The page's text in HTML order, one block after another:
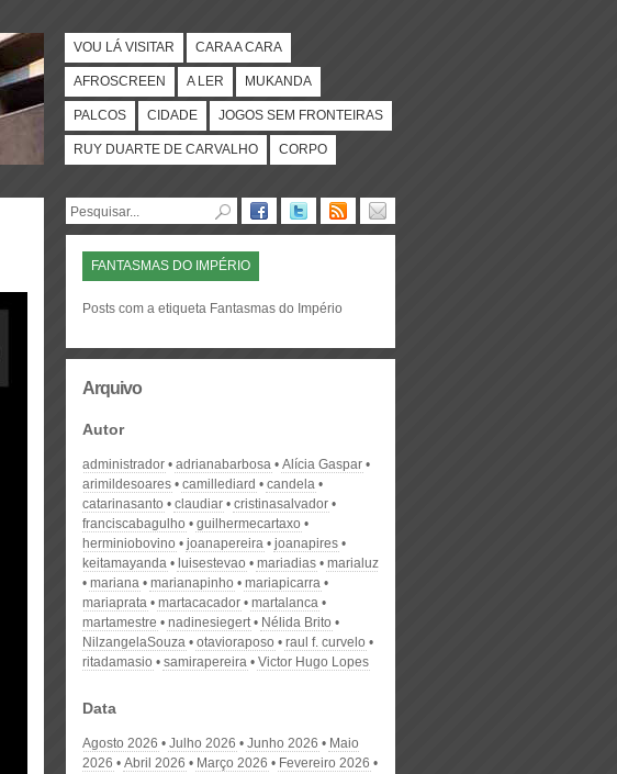
VOU LÁ VISITAR CARA A CARA
AFROSCREEN A LER MUKANDA
PALCOS CIDADE JOGOS SEM FRONTEIRAS
RUY DUARTE DE CARVALHO CORPO
FANTASMAS DO IMPÉRIO
Posts com a etiqueta Fantasmas do Império
Arquivo
Autor
administrador adrianabarbosa
Alícia Gaspar
arimildesoares
camillediard
candela
catarinasanto
claudiar
cristinasalvador
franciscabagulho
guilhermecartaxo
herminiobovino
joanapereira
joanapires
keitamayanda
luisestevao mariadias
marialuz
mariana
marianapinho
mariapicarra
mariaprata
martacacador
martalanca
martamestre
nadinesiegert
Nélida Brito
NilzangelaSouza
otavioraposo
raul f. curvelo
ritadamasio
samirapereira Victor Hugo Lopes
Data
Agosto 2026 Julho 2026 Junho 2026
Maio
2026
Abril 2026 Março 2026
Fevereiro 2026